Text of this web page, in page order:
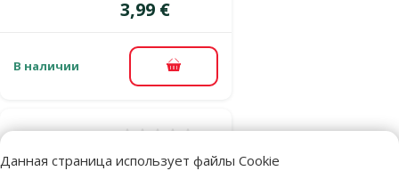
Данная страница использует файлы Cookie
Цена
3,99 €
В наличии В корзину
Корм для птиц